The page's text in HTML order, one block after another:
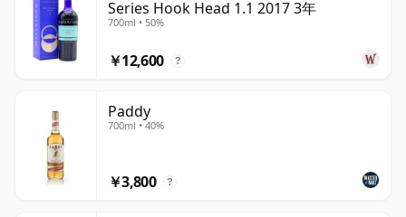
歴史ある生産者は依然として外資系企業の所有下にありま
すが、より広範なアイルランドウイスキー業界は現在、よ
り幅広く多様化しており、新しい独立系蒸留業者の数も増
アイルランドウイスキーは、しばしばよりスムーズで穏や
かなスタイルで有名ですが、今日のカテゴリーは古いステ
レオタイプが示唆するよりもはるかに多様です。クーリー
ブランドは、個性と風味に満ちた優れたsingle maltと
Series Hook Head 1.1 2017 3年
700ml • 50%
￥12,600 ?
Paddy
700ml • 40%
￥3,800 ?